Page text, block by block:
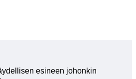
esineen johonkin